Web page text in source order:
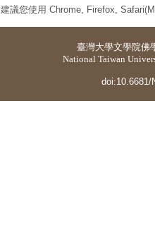
建議您使用 Chrome, Firefox,
臺灣大學文學院佛
National Taiwan
doi:10.6681/